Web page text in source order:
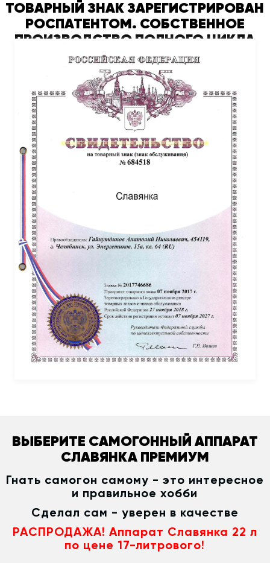
ТОВАРНЫЙ ЗНАК ЗАРЕГИСТРИРОВАН
РОСПАТЕНТОМ. СОБСТВЕННОЕ
ПРОИЗВОДСТВО ПОЛНОГО ЦИКЛА
ВЫБЕРИТЕ САМОГОННЫЙ АППАРАТ
СЛАВЯНКА ПРЕМИУМ
Гнать самогон самому - это интересное
и правильное хобби
Сделал сам - уверен в качестве
РАСПРОДАЖА! Аппарат Славянка 22 л
по цене 17-литрового!